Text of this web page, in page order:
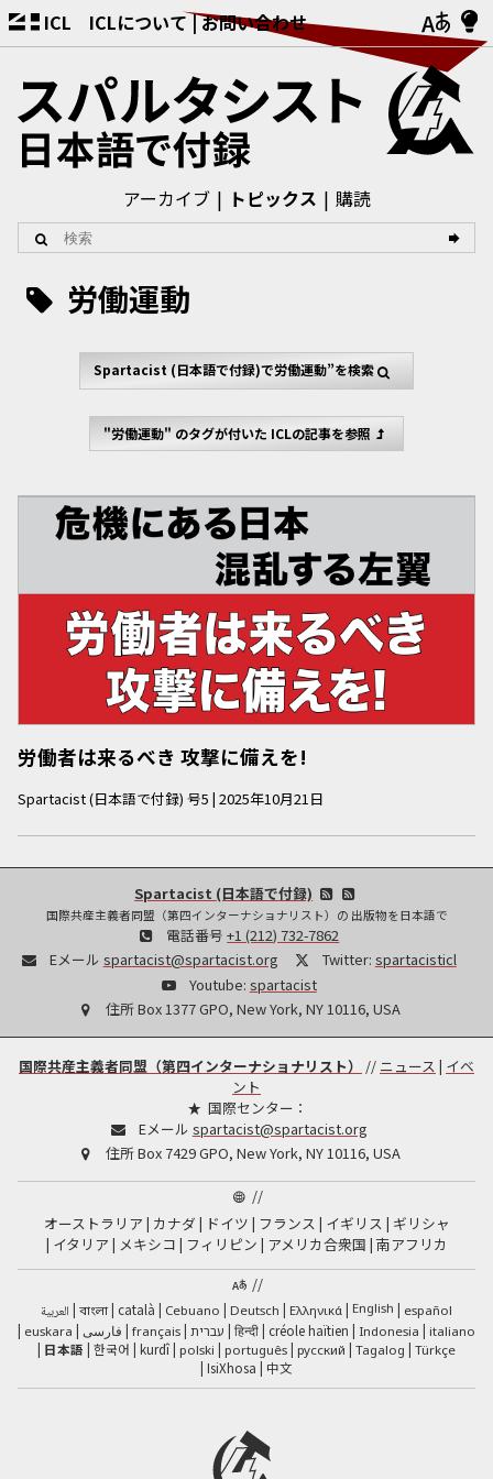
ICL ICLについて お問い合わせ
アーカイブ トピックス 購読
労働運動
Spartacist (日本語で付録)で労働運動”を検索
"労働運動" のタグが付いた ICLの記事を参照
労働者は来るべき 攻撃に備えを!
Spartacist (日本語で付録) 号5 | 2025年10月21日
Spartacist (日本語で付録)
国際共産主義者同盟（第四インターナショナリスト）の 出版物を日本語で
電話番号 +1 (212) 732-7862
Eメール spartacist@spartacist.org Twitter: spartacisticl
Youtube: spartacist
住所Box 1377 GPO, New York, NY 10116, USA
国際共産主義者同盟（第四インターナショナリスト） // ニュース | イベ
ント
国際センター：
Eメール spartacist@spartacist.org
住所Box 7429 GPO, New York, NY 10116, USA
//
オーストラリア カナダ ドイツ フランス イギリス ギリシャ
イタリア メキシコ フィリピン アメリカ合衆国 南アフリカ
//
العربية
বাংলা català Cebuano Deutsch Ελληνικά English
español
euskara
فارسی français עברית हिन्दी créole haïtien Indonesia italiano
日本語 한국어 kurdî polski português русский Tagalog Türkçe
IsiXhosa 中文